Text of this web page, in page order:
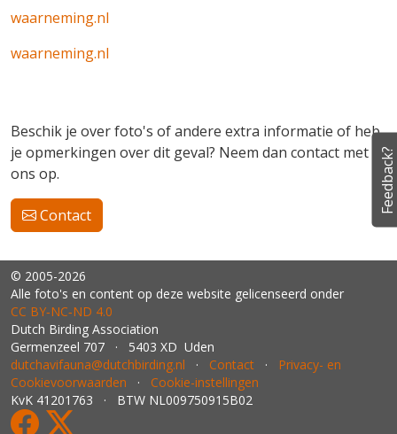
waarneming.nl
waarneming.nl
Beschik je over foto's of andere extra informatie of heb
je opmerkingen over dit geval? Neem dan contact met
ons op.
Contact
© 2005-2026
Alle foto's en content op deze website gelicenseerd onder
CC BY‑NC‑ND 4.0
Dutch Birding Association
Germenzeel 707 · 5403 XD Uden
dutchavifauna@dutchbirding.nl · Contact · Privacy- en
Cookievoorwaarden · Cookie-instellingen
KvK 41201763 · BTW NL009750915B02
Feedback?